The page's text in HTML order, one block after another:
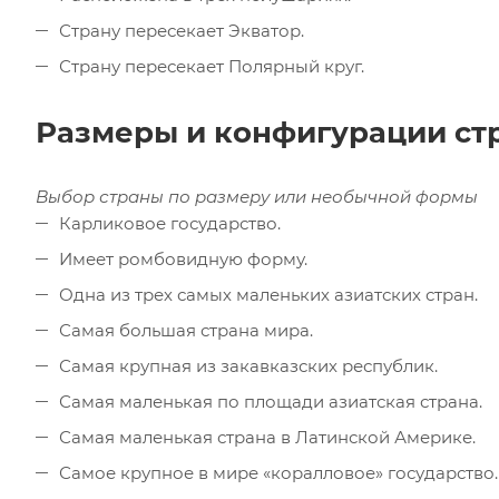
Страну пересекает Экватор.
Страну пересекает Полярный круг.
Размеры и конфигурации
Выбор страны по размеру или необычной формы
Карликовое государство.
Имеет ромбовидную форму.
Одна из трех самых маленьких азиатских стран.
Самая большая страна мира.
Самая крупная из закавказских республик.
Самая маленькая по площади азиатская страна.
Самая маленькая страна в Латинской Америке.
Самое крупное в мире «коралловое» государство.